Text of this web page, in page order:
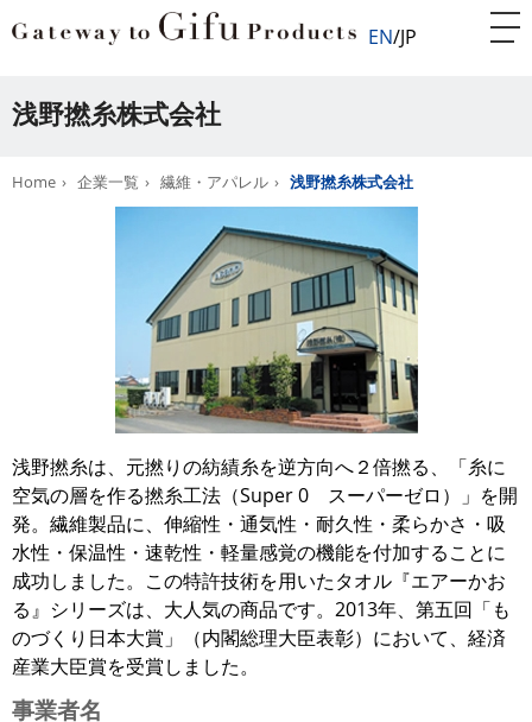
EN JP
浅野撚糸株式会社
Home 企業一覧 繊維・アパレル 浅野撚糸株式会社
浅野撚糸は、元撚りの紡績糸を逆方向へ２倍撚る、「糸に
空気の層を作る撚糸工法（Super 0 スーパーゼロ）」を開
発。繊維製品に、伸縮性・通気性・耐久性・柔らかさ・吸
水性・保温性・速乾性・軽量感覚の機能を付加することに
成功しました。この特許技術を用いたタオル『エアーかお
る』シリーズは、大人気の商品です。2013年、第五回「も
のづくり日本大賞」（内閣総理大臣表彰）において、経済
産業大臣賞を受賞しました。
事業者名